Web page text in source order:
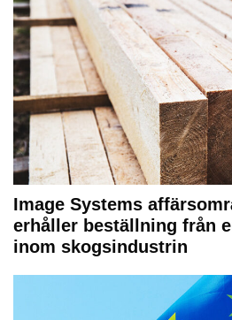
Image Systems
erhåller beställning från
inom skogsindustrin